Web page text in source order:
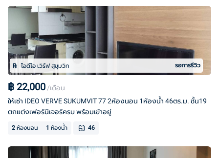
฿ 22,000 /เดือน
ให้เช่า IDEO VERVE SUKUMVIT 77 2ห้องนอน 1ห้องน้ำ 46ตร.ม. ชั้น19
ตกแต่งเฟอร์นิเจอร์ครบ พร้อมเข้าอยู่
ไอดีโอ เวิร์ฟ สุขุมวิท รอการรีวิว
2 ห้องนอน 1 ห้องน้ำ 46